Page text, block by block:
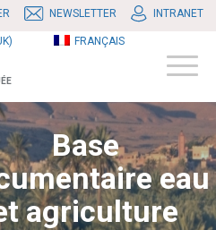
NEWSLETTER INTRANET
FRANÇAIS
Base
eau
agriculture